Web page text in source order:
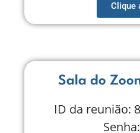
Clique
Sala do
ID da reunião: